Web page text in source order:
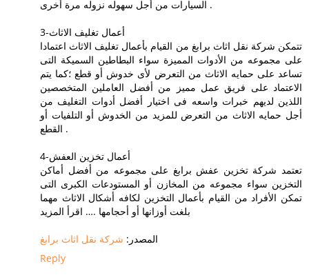
السيارات من أجل سهوله نزوله مرة أخرى .
3-أعمال تغليف الاثاث
تتمكن شركة نقل اثاث برابغ من القيام بأعمال تغليف الاثاث اعتمادا
على مجموعه من الأدوات المميزة سواء البطاطين السميكة التى
تساعد على حمايه الاثاث من التعرض لأى خدوش أو قطع ؛كما يتم
الاعتماد على فريق عمل مميز من أفضل العاملين المتخصصين
اللذين لديهم خبرات واسعه فى اختيار أفضل أدوات التغليف من
أجل حمايه الاثاث من التعرض للمزيد من الخدوش أو التلفيات أو
القطع .
4-أعمال تخزين العفش
تعتمد شركة تخزين عفش برابغ على مجموعه من أفضل أماكن
التخزين سواء مجموعه من المخازن أو المستودعات الكبرى التى
تمكن الأفراد من القيام بأعمال التخزين لكافه أشكال الاثاث مهما
بلغت أوزانها أو أحجامها .… اقرأ المزيد
المصدر: شركة نقل اثاث برابغ
Reply